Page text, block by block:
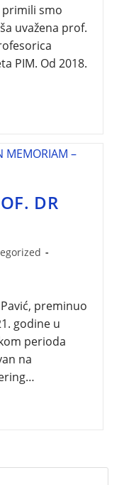
smo
uvažena prof.
PIM. Od 2018.
DR
preminuo
godine u
perioda
na